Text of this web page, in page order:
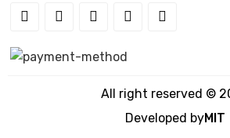
All right reserved ©
Developed byMIT